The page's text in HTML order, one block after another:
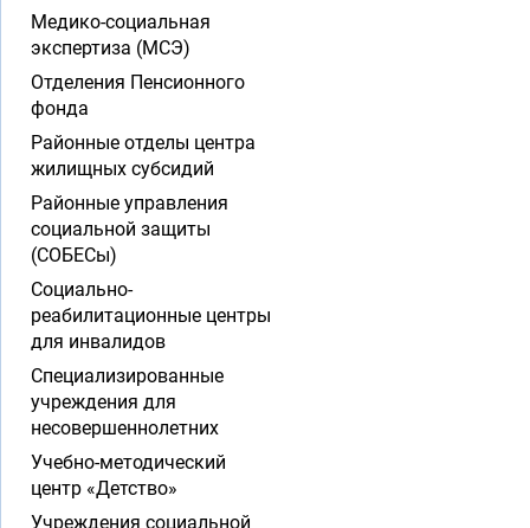
Медико-социальная
экспертиза (МСЭ)
Отделения Пенсионного
фонда
Районные отделы центра
жилищных субсидий
Районные управления
социальной защиты
(СОБЕСы)
Социально-
реабилитационные центры
для инвалидов
Специализированные
учреждения для
несовершеннолетних
Учебно-методический
центр «Детство»
Учреждения социальной